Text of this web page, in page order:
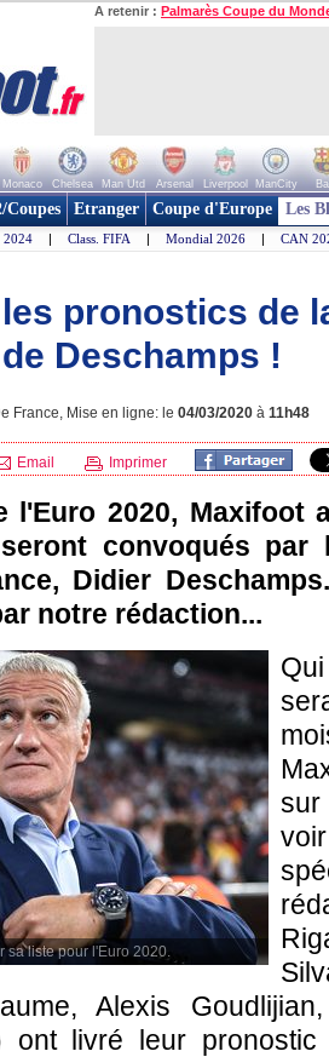
A retenir : Palmarès Coupe du
Monaco Chelsea Man Utd Arsenal Liverpool ManCity
Coupes Etranger Coupe d'Europe Les
2024 | Class. FIFA | Mondial 2026 | CAN
pronostics de
Deschamps !
France, Mise en ligne: le 04/03/2020 à 11h48
Email Imprimer
l'Euro 2020, Maxifoot
convoqués par
Didier
notre rédaction...
sa liste pour l'Euro 2020.
Alexis
ont livré leur